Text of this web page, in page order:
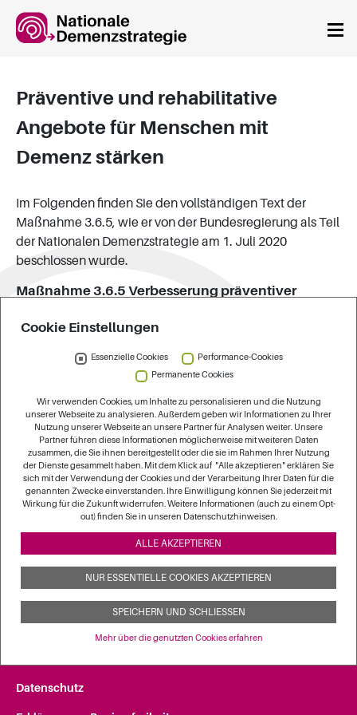
Präventive und rehabilitative
Angebote für Menschen mit
Demenz stärken
Im Folgenden finden Sie den vollständigen Text der
Maßnahme 3.6.5, wie er von der Bundesregierung als Teil
der Nationalen Demenzstrategie am 1. Juli 2020
beschlossen wurde.
Maßnahme 3.6.5 Verbesserung präventiver
Das BMG wertet die Evaluationsergebnisse (§ 18c Abs. 2
SGB XI) sowohl hinsichtlich der Aussagen zum Thema
"Prävention" als auch im Hinblick auf dahingehende
dieser Basis, inwieweit daraus gesetzgeberische
Anpassungsbedarfe bzw. Anpassungsmöglichkeiten zur
Verbesserung der präventiven Versorgung abgeleitet
werden können. Der GKV-SV prüft, ob der Leitfaden
Prävention nach § 20 Abs. 2 SGB V und der Leitfaden
Prävention nach § 5 SGB XI ergänzt werden müssen.
Bis Ende 2022 werden die Auswertung und die Prüfungen
erfolgen. Bis Ende 2024 werden ggf. gesetzgeberische
Maßnahmen umgesetzt.
Datenschutz
Cookie Einstellungen
Essenzielle Cookies
Performance-Cookies
Permanente Cookies
Wir verwenden Cookies, um Inhalte zu personalisieren und die Nutzung
unserer Webseite zu analysieren. Außerdem geben wir Informationen zu Ihrer
Nutzung unserer Webseite an unsere Partner für Analysen weiter. Unsere
Partner führen diese Informationen möglicherweise mit weiteren Daten
zusammen, die Sie ihnen bereitgestellt oder die sie im Rahmen Ihrer Nutzung
der Dienste gesammelt haben. Mit dem Klick auf "Alle akzeptieren" erklären Sie
sich mit der Verwendung der Cookies und der Verarbeitung Ihrer Daten für die
genannten Zwecke einverstanden. Ihre Einwilligung können Sie jederzeit mit
Wirkung für die Zukunft widerrufen. Weitere Informationen (auch zu einem Opt-
out) finden Sie in unseren Datenschutzhinweisen.
ALLE AKZEPTIEREN
NUR ESSENTIELLE COOKIES AKZEPTIEREN
SPEICHERN UND SCHLIESSEN
Mehr über die genutzten Cookies erfahren